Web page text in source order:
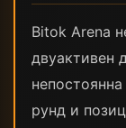
Bitok Arena
двуактивен
рунд и